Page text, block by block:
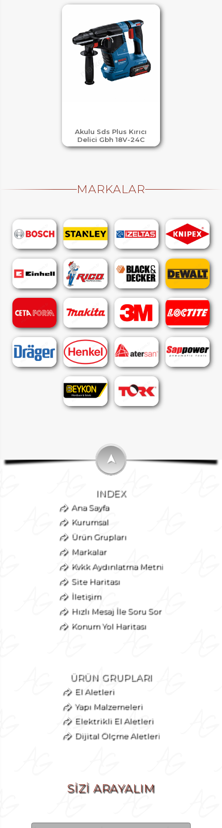
Akulu Sds Plus Kırıcı
Delici Gbh 18V-24C
MARKALAR
➤
INDEX
Ana Sayfa
Kurumsal
Ürün Grupları
Markalar
Kvkk Aydınlatma Metni
Site Haritası
İletişim
Hızlı Mesaj İle Soru Sor
Konum Yol Haritası
ÜRÜN GRUPLARI
El Aletleri
Yapı Malzemeleri
Elektrikli El Aletleri
Dijital Ölçme Aletleri
SİZİ ARAYALIM